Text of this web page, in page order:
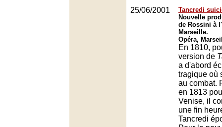
25/06/2001
Tancredi
Nouvelle
de Rossini à
Marseille.
Opéra,
En 1810,
version de
a d'abord
tragique où
au combat.
en 1813
Venise, il
une fin
Tancredi